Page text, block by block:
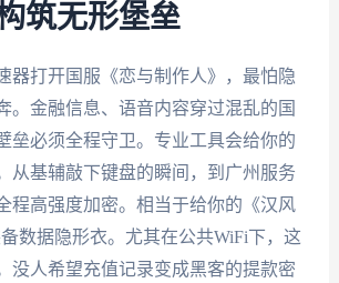
筑无形堡垒
器打开国服《恋与制作人》，最怕隐
。金融信息、语音内容穿过混乱的国
垒必须全程守卫。专业工具会给你的
从基辅敲下键盘的瞬间，到广州服务
程高强度加密。相当于给你的《汉风
数据隐形衣。尤其在公共WiFi下，这
没人希望充值记录变成黑客的提款密